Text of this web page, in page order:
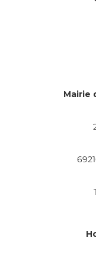
Mairie